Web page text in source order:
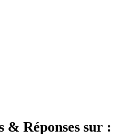
& Réponses sur